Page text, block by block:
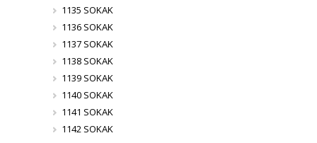
1135 SOKAK
1136 SOKAK
1137 SOKAK
1138 SOKAK
1139 SOKAK
1140 SOKAK
1141 SOKAK
1142 SOKAK